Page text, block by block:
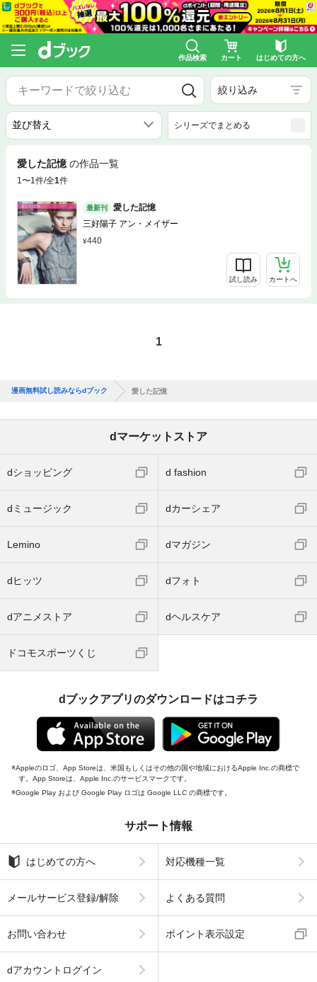
作品検索 カート はじめての方へ
絞り込み
シリーズでまとめる
愛した記憶 の作品一覧
1〜1件/全1件
最新刊
愛した記憶
三好陽子 アン・メイザー
440
試し読み カートへ
1
漫画無料試し読みならdブック 愛した記憶
dマーケットストア
dショッピング d fashion
dミュージック dカーシェア
Lemino dマガジン
dヒッツ dフォト
dアニメストア dヘルスケア
ドコモスポーツくじ
dブックアプリのダウンロードはコチラ
Appleのロゴ、App Storeは、米国もしくはその他の国や地域におけるApple Inc.の商標で
す。App Storeは、Apple Inc.のサービスマークです。
Google Play および Google Play ロゴは Google LLC の商標です。
サポート情報
はじめての方へ 対応機種一覧
メールサービス登録/解除 よくある質問
お問い合わせ ポイント表示設定
dアカウントログイン